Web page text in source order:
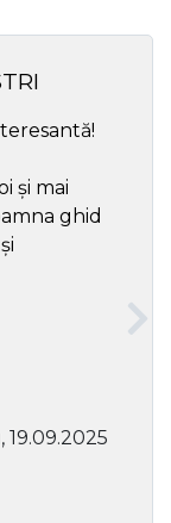
și mai
ghid
, 19.09.2025